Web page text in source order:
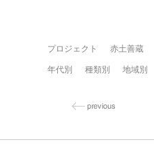
プロジェクト 赤土善蔵
年代別 種類別 地域別